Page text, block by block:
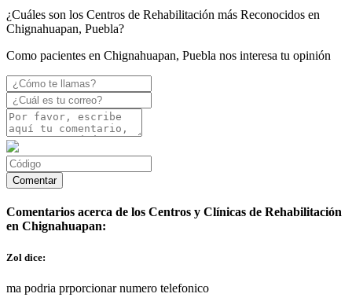
¿Cuáles son los Centros de Rehabilitación más Reconocidos en
Chignahuapan, Puebla?
Como pacientes en Chignahuapan, Puebla nos interesa tu opinión
Comentarios acerca de los Centros y Clínicas de Rehabilitación
en Chignahuapan:
Zol dice:
ma podria prporcionar numero telefonico